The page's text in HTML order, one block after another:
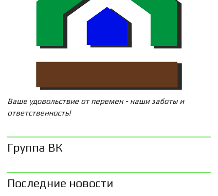
Ваше удовольствие от перемен - наши заботы и
ответственность!
Группа ВК
Последние новости